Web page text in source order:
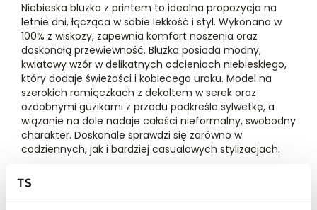
Niebieska bluzka z printem to idealna propozycja na
letnie dni, łącząca w sobie lekkość i styl. Wykonana w
100% z wiskozy, zapewnia komfort noszenia oraz
doskonałą przewiewność. Bluzka posiada modny,
kwiatowy wzór w delikatnych odcieniach niebieskiego,
który dodaje świeżości i kobiecego uroku. Model na
szerokich ramiączkach z dekoltem w serek oraz
ozdobnymi guzikami z przodu podkreśla sylwetkę, a
wiązanie na dole nadaje całości nieformalny, swobodny
charakter. Doskonale sprawdzi się zarówno w
codziennych, jak i bardziej casualowych stylizacjach.
Modelka ma 173 cm wzrostu i prezentuje rozmiar 36.